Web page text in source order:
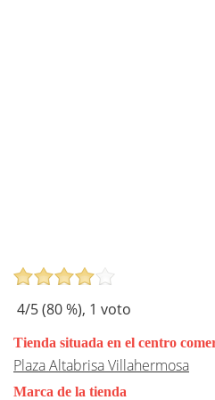
4/5 (80%), 1 voto
Tienda situada en el centro
Plaza Altabrisa Villahermosa
Marca de la tienda